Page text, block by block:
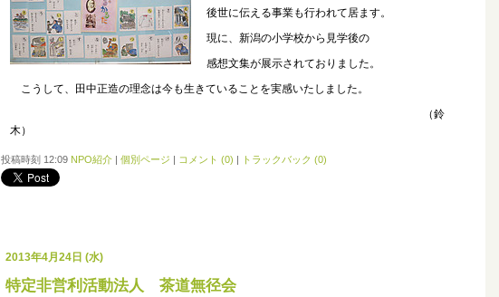
後世に伝える事業も行われて居ます。
現に、新潟の小学校から見学後の
感想文集が展示されておりました。
こうして、田中正造の理念は今も生きていることを実感いたしました。
（鈴
木）
投稿時刻 12:09 NPO紹介 | 個別ページ | コメント (0) | トラックバック (0)
2013年4月24日 (水)
特定非営利活動法人 茶道無径会